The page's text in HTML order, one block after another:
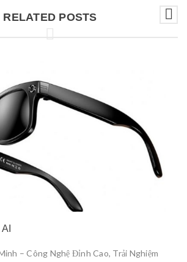
RELATED POSTS
– Công Nghệ Đỉnh Cao, Trải Nghiệm